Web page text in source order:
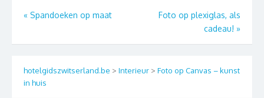
Berichtnavigatie
« Spandoeken op maat
Foto op plexiglas, als
cadeau! »
hotelgidszwitserland.be > Interieur > Foto op Canvas – kunst
in huis